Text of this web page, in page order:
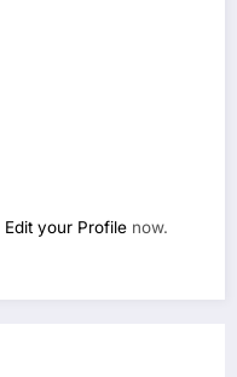
Edit your Profile now.